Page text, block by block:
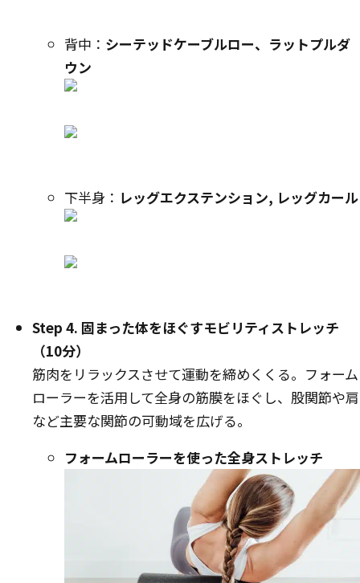
背中： シーテッドケーブルロー、ラットプルダ
ウン
下半身： レッグエクステンション, レッグカール
Step 4. 固まった体をほぐすモビリティストレッチ
（10分）
筋肉をリラックスさせて運動を締めくくる。フォーム
ローラーを活用して全身の筋膜をほぐし、股関節や肩
など主要な関節の可動域を広げる。
フォームローラーを使った全身ストレッチ